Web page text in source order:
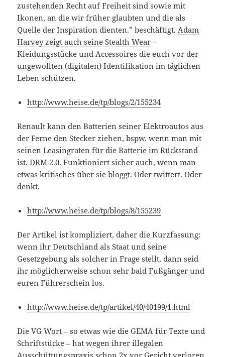
zustehenden Recht auf Freiheit sind sowie mit
Ikonen, an die wir früher glaubten und die als
Quelle der Inspiration dienten.” beschäftigt.Adam
Harvey zeigt auch seine Stealth Wear –
Kleidungsstücke und Accessoires die euch vor der
ungewollten (digitalen) Identifikation im täglichen
Leben schützen.
http://www.heise.de/tp/blogs/2/155234
Renault kann den Batterien seiner Elektroautos aus
der Ferne den Stecker ziehen, bspw. wenn man mit
seinen Leasingraten für die Batterie im Rückstand
ist. DRM 2.0. Funktioniert sicher auch, wenn man
etwas kritisches über sie bloggt. Oder twittert. Oder
denkt.
http://www.heise.de/tp/blogs/8/155239
Der Artikel ist kompliziert, daher die Kurzfassung:
wenn ihr Deutschland als Staat und seine
Gesetzgebung als solcher in Frage stellt, dann seid
ihr möglicherweise schon sehr bald Fußgänger und
euren Führerschein los.
http://www.heise.de/tp/artikel/40/40199/1.html
Die VG Wort – so etwas wie die GEMA für Texte und
Schriftstücke – hat wegen ihrer illegalen